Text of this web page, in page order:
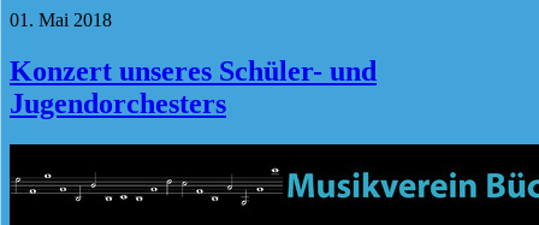
01. Mai 2018
Konzert unseres Schüler- und
Jugendorchesters